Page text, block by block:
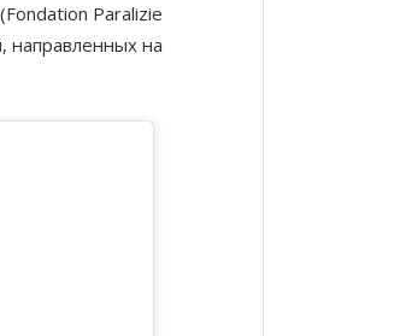
Paralizie
направленных на